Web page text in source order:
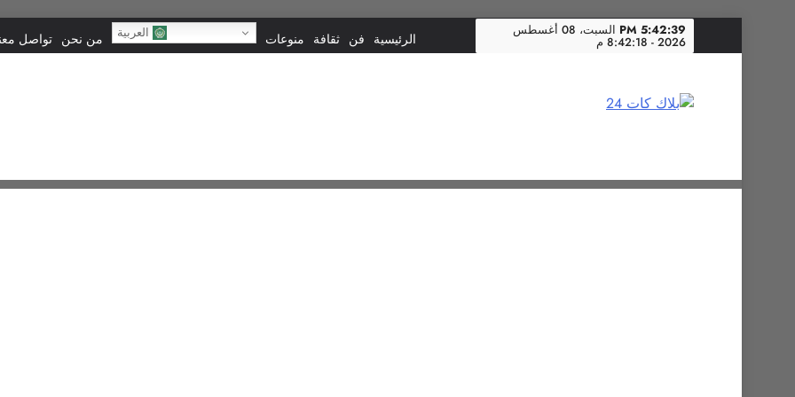
to
5:42:40 PM السبت، 08 أغسطس
2026 - 8:42:18 م الرئيسية فن ثقافة منوعات العربية من نحن تواصل